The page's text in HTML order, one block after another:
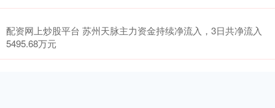
配资网上炒股平台 苏州天脉主力资金持续净流入，3日共净流入
5495.68万元